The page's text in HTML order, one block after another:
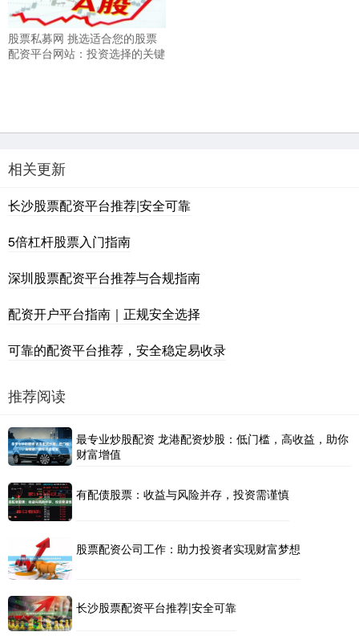
股票私募网 挑选适合您的股票
配资平台网站：投资选择的关键
相关更新
长沙股票配资平台推荐|安全可靠
5倍杠杆股票入门指南
深圳股票配资平台推荐与合规指南
配资开户平台指南｜正规安全选择
可靠的配资平台推荐，安全稳定易收录
推荐阅读
最专业炒股配资 龙港配资炒股：低门槛，高收益，助你
财富增值
有配债股票：收益与风险并存，投资需谨慎
股票配资公司工作：助力投资者实现财富梦想
长沙股票配资平台推荐|安全可靠